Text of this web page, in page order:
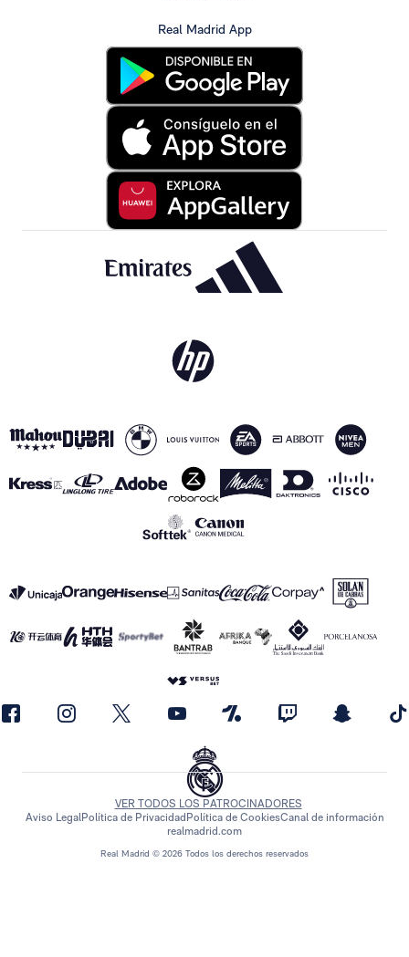
Real Madrid App
Real Madrid © 2026 Todos los derechos reservados
VER TODOS LOS PATROCINADORES
Aviso LegalPolítica de PrivacidadPolítica de CookiesCanal de información
realmadrid.com